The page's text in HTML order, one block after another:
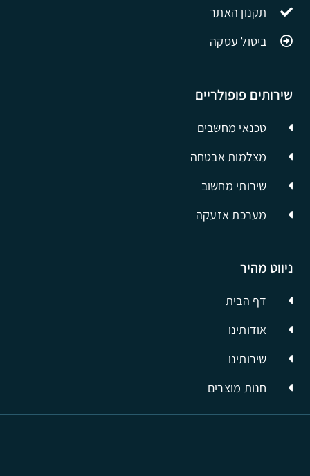
ניווט מהיר
דף הבית
אודותינו
שירותינו
חנות מוצרים
שירותים פופולריים
טכנאי מחשבים
מצלמות אבטחה
שירותי מחשוב
מערכת אזעקה
תקנון האתר
ביטול עסקה